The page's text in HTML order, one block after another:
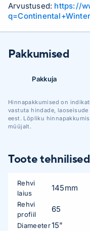
Arvustused: https://
Pakkumised
Pakkuja
Hinnapakkumised on
vastuta hindade,
eest. Lõpliku
müüjalt.
Toote
Rehvi
laius
145mm
Rehvi
profiil
65
Diameeter15"